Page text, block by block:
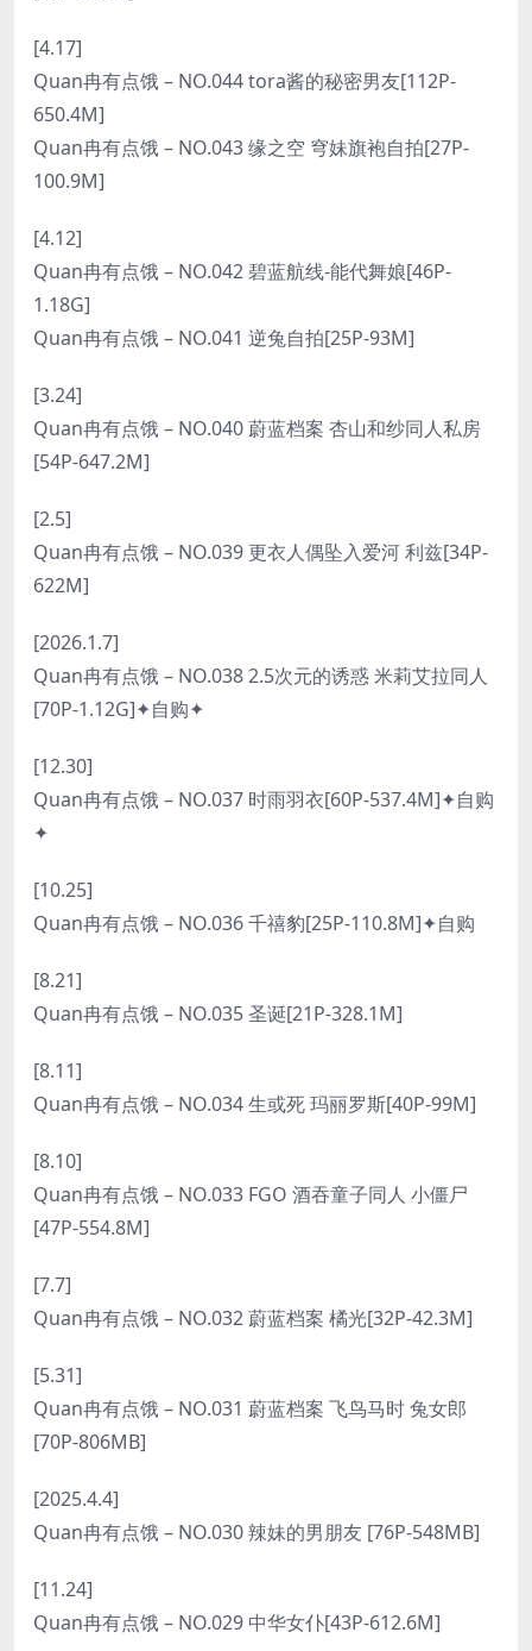
[4.17]
Quan冉有点饿 – NO.044 tora酱的秘密男友[112P-
650.4M]
Quan冉有点饿 – NO.043 缘之空 穹妹旗袍自拍[27P-
100.9M]
[4.12]
Quan冉有点饿 – NO.042 碧蓝航线-能代舞娘[46P-
1.18G]
Quan冉有点饿 – NO.041 逆兔自拍[25P-93M]
[3.24]
Quan冉有点饿 – NO.040 蔚蓝档案 杏山和纱同人私房
[54P-647.2M]
[2.5]
Quan冉有点饿 – NO.039 更衣人偶坠入爱河 利兹[34P-
622M]
[2026.1.7]
Quan冉有点饿 – NO.038 2.5次元的诱惑 米莉艾拉同人
[70P-1.12G]✦自购✦
[12.30]
Quan冉有点饿 – NO.037 时雨羽衣[60P-537.4M]✦自购
✦
[10.25]
Quan冉有点饿 – NO.036 千禧豹[25P-110.8M]✦自购
[8.21]
Quan冉有点饿 – NO.035 圣诞[21P-328.1M]
[8.11]
Quan冉有点饿 – NO.034 生或死 玛丽罗斯[40P-99M]
[8.10]
Quan冉有点饿 – NO.033 FGO 酒吞童子同人 小僵尸
[47P-554.8M]
[7.7]
Quan冉有点饿 – NO.032 蔚蓝档案 橘光[32P-42.3M]
[5.31]
Quan冉有点饿 – NO.031 蔚蓝档案 飞鸟马时 兔女郎
[70P-806MB]
[2025.4.4]
Quan冉有点饿 – NO.030 辣妹的男朋友 [76P-548MB]
[11.24]
Quan冉有点饿 – NO.029 中华女仆[43P-612.6M]